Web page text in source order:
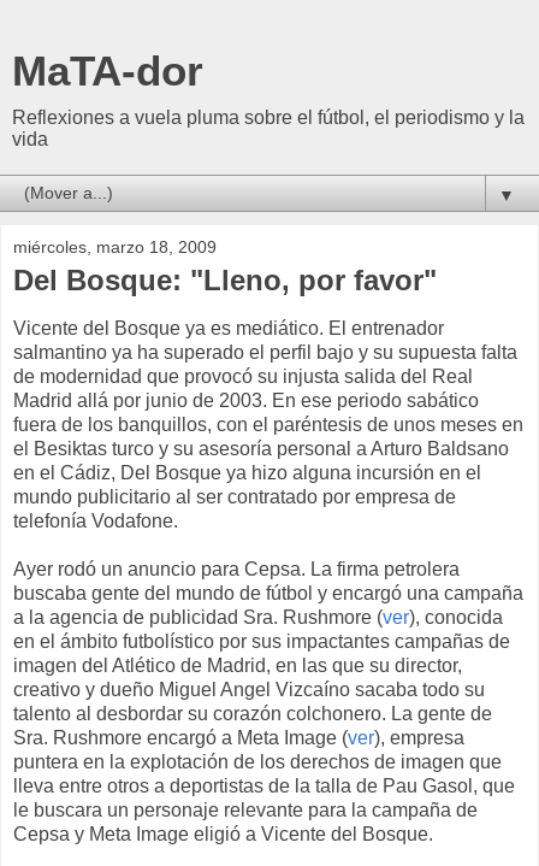
MaTA-dor
Reflexiones a vuela pluma sobre el fútbol, el periodismo y la
vida
▼
miércoles, marzo 18, 2009
Del Bosque: "Lleno, por favor"
Vicente del Bosque ya es mediático. El entrenador
salmantino ya ha superado el perfil bajo y su supuesta falta
de modernidad que provocó su injusta salida del Real
Madrid allá por junio de 2003. En ese periodo sabático
fuera de los banquillos, con el paréntesis de unos meses en
el Besiktas turco y su asesoría personal a Arturo Baldsano
en el Cádiz, Del Bosque ya hizo alguna incursión en el
mundo publicitario al ser contratado por empresa de
telefonía Vodafone.
Ayer rodó un anuncio para Cepsa. La firma petrolera
buscaba gente del mundo de fútbol y encargó una campaña
a la agencia de publicidad Sra. Rushmore (ver), conocida
en el ámbito futbolístico por sus impactantes campañas de
imagen del Atlético de Madrid, en las que su director,
creativo y dueño Miguel Angel Vizcaíno sacaba todo su
talento al desbordar su corazón colchonero. La gente de
Sra. Rushmore encargó a Meta Image (ver), empresa
puntera en la explotación de los derechos de imagen que
lleva entre otros a deportistas de la talla de Pau Gasol, que
le buscara un personaje relevante para la campaña de
Cepsa y Meta Image eligió a Vicente del Bosque.